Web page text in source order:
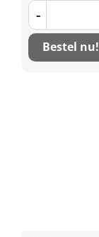
-
Bestel nu!